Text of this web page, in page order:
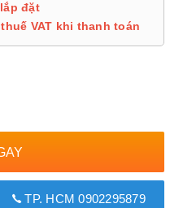
đặt
VAT khi thanh toán
TP. HCM 0902295879